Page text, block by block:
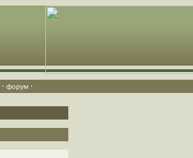
· форум ·